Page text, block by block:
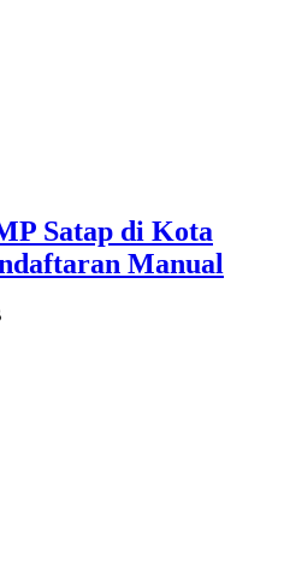
Satap di Kota
Manual